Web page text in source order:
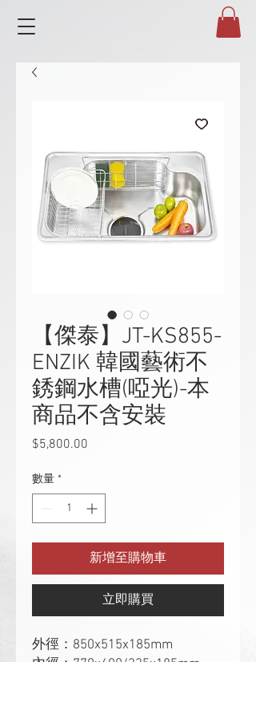
【傑泰】JT-KS855-
ENZIK 韓國藝術不
銹鋼水槽(啞光)-本
商品不含安裝
$5,800.00
數量 *
新增至購物車
立即購買
外徑：850x515x185mm
內徑：770x400/335x185mm